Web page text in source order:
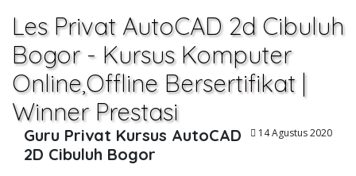
Les Privat AutoCAD 2d Cibuluh
Bogor - Kursus Komputer
Online,Offline Bersertifikat |
Winner Prestasi
14 Agustus 2020
Guru Privat Kursus AutoCAD
2D Cibuluh Bogor